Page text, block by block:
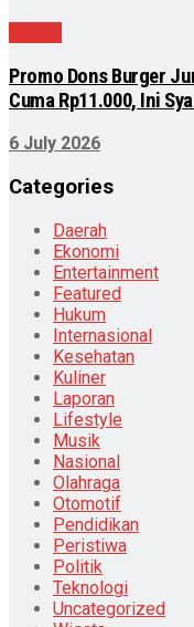
Promo Dons Burger
Cuma Rp11.000, Ini
6 July 2026
Categories
Daerah
Ekonomi
Entertainment
Featured
Hukum
Internasional
Kesehatan
Kuliner
Laporan
Lifestyle
Musik
Nasional
Olahraga
Otomotif
Pendidikan
Peristiwa
Politik
Teknologi
Uncategorized